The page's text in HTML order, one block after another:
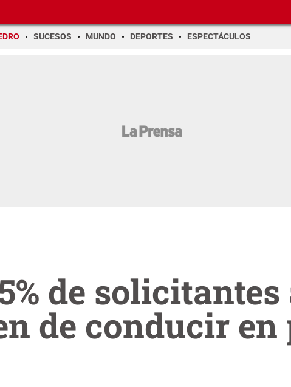
SUCESOS MUNDO DEPORTES ESPECTÁCULOS
de
de conducir